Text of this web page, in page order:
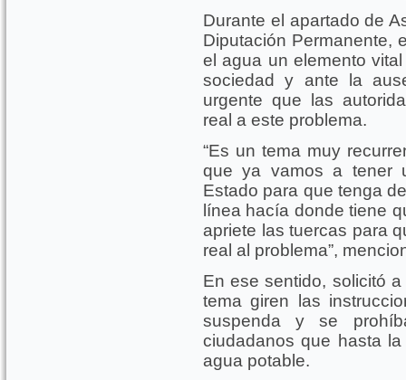
Durante el apartado de
Diputación Permanente,
el agua un elemento
sociedad y ante la
urgente que las
real a este problema.
“Es un tema muy
que ya vamos a tener
Estado para que tenga
línea hacía donde tiene
apriete las tuercas para
real al problema”,
En ese sentido, solicitó
tema giren las
suspenda y se
ciudadanos que hasta
agua potable.